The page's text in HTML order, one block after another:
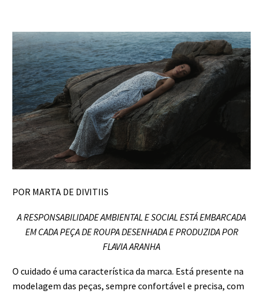
POR MARTA DE DIVITIIS
A RESPONSABILIDADE AMBIENTAL E SOCIAL ESTÁ EMBARCADA
EM CADA PEÇA DE ROUPA DESENHADA E PRODUZIDA POR
FLAVIA ARANHA
O cuidado é uma característica da marca. Está presente na
modelagem das peças, sempre confortável e precisa, com